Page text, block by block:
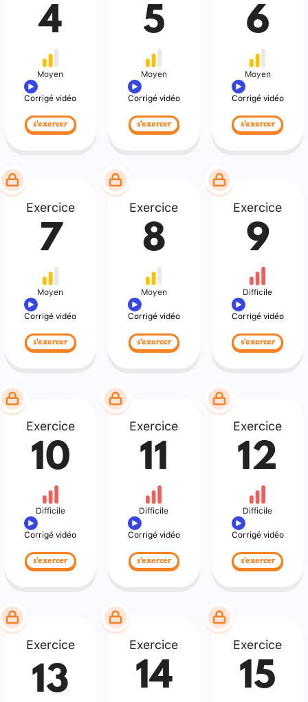
4
Moyen
Corrigé vidéo
s'exercer
5
Moyen
Corrigé vidéo
s'exercer
6
Moyen
Corrigé vidéo
s'exercer
Exercice
7
Moyen
Corrigé vidéo
s'exercer
Exercice
8
Moyen
Corrigé vidéo
s'exercer
Exercice
9
Difficile
Corrigé vidéo
s'exercer
Exercice
10
Difficile
Corrigé vidéo
s'exercer
Exercice
11
Difficile
Corrigé vidéo
s'exercer
Exercice
12
Difficile
Corrigé vidéo
s'exercer
Exercice
13
Exercice
14
Exercice
15